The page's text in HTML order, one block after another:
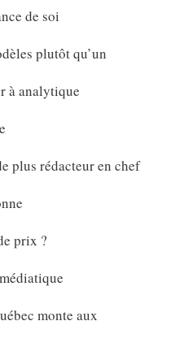
de soi
plutôt qu’un
à analytique
plus rédacteur en chef
prix ?
monte aux